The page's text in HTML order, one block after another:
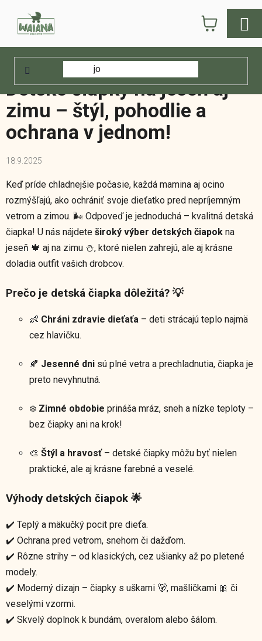
obsah
KOŠÍK
Detské čiapky na jeseň aj zimu – štýl, pohodlie a
Detské čiapky na jeseň aj
zimu – štýl, pohodlie a
ochrana v jednom!
18.9.2025
Keď príde chladnejšie počasie, každá mamina aj ocino
rozmýšľajú, ako ochrániť svoje dieťatko pred nepríjemným
vetrom a zimou. 🌬️ Odpoveď je jednoduchá – kvalitná detská
čiapka! U nás nájdete široký výber detských čiapok na
jeseň 🍁 aj na zimu ⛄, ktoré nielen zahrejú, ale aj krásne
doladia outfit vašich drobcov.
Prečo je detská čiapka dôležitá? 💡
👶 Chráni zdravie dieťaťa – deti strácajú teplo najmä
cez hlavičku.
🍂 Jesenné dni sú plné vetra a prechladnutia, čiapka je
preto nevyhnutná.
❄️ Zimné obdobie prináša mráz, sneh a nízke teploty –
bez čiapky ani na krok!
🎨 Štýl a hravosť– detské čiapky môžu byť nielen
praktické, ale aj krásne farebné a veselé.
Výhody detských čiapok 🌟
✔️ Teplý a mäkučký pocit pre dieťa.
✔️ Ochrana pred vetrom, snehom či dažďom.
✔️ Rôzne strihy – od klasických, cez ušianky až po pletené
modely.
✔️ Moderný dizajn – čiapky s uškami 🐻, mašličkami 🎀 či
veselými vzormi.
✔️ Skvelý doplnok k bundám, overalom alebo šálom.